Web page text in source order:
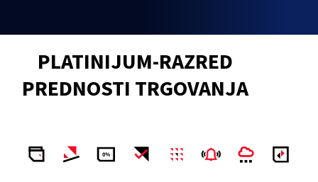
PLATINIJUM-RAZRED
PREDNOSTI TRGOVANJA